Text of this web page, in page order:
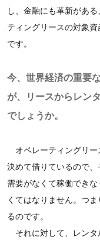
し、金融にも革新があ
ティングリースの対象
です。
今、世界経済の重要
が、リースからレン
でしょうか。
オペレーティングリー
決めて借りているので
需要がなくて稼働でき
くてはなりません。つ
るのです。
それに対して、レンタ